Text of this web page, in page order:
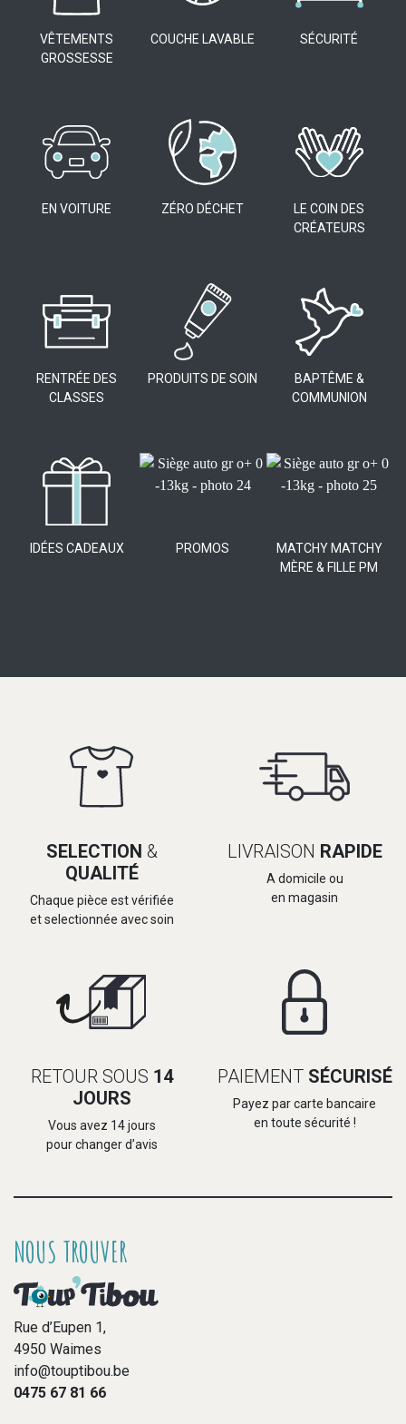
VÊTEMENTS
GROSSESSE
COUCHE LAVABLE SÉCURITÉ
EN VOITURE ZÉRO DÉCHET
LE COIN DES
CRÉATEURS
RENTRÉE DES
CLASSES
PRODUITS DE SOIN
BAPTÊME &
COMMUNION
IDÉES CADEAUX PROMOS
MATCHY MATCHY
MÈRE & FILLE PM
SELECTION &
QUALITÉ
Chaque pièce est vérifiée
et selectionnée avec soin
LIVRAISON RAPIDE
A domicile ou
en magasin
RETOUR SOUS 14
JOURS
Vous avez 14 jours
pour changer d’avis
PAIEMENT SÉCURISÉ
Payez par carte bancaire
en toute sécurité !
NOUS TROUVER
Rue d’Eupen 1,
4950 Waimes
info@touptibou.be
0475 67 81 66